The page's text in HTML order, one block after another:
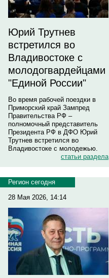
Юрий Трутнев
встретился во
Владивостоке с
молодогвардейцами
"Единой России"
Во время рабочей поездки в
Приморский край Зампред
Правительства РФ –
полномочный представитель
Президента РФ в ДФО Юрий
Трутнев встретился во
Владивостоке с молодежью.
статьи раздела
Регион сегодня
28 Мая 2026, 14:14